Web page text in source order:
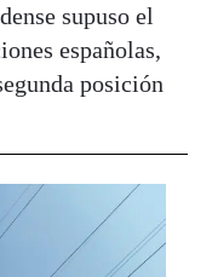
supuso el
españolas,
posición